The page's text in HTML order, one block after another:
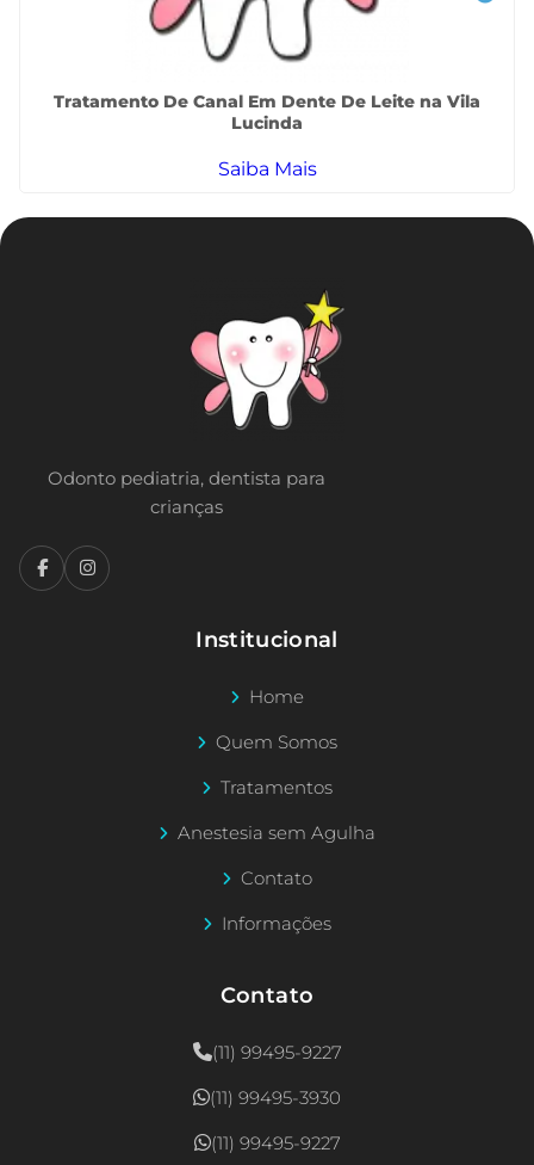
Tratamento De Canal Em Dente De Leite na Vila
Lucinda
Saiba Mais
Odonto pediatria, dentista para
crianças
Institucional
Home
Quem Somos
Tratamentos
Anestesia sem Agulha
Contato
Informações
Contato
(11) 99495-9227
(11) 99495-3930
(11) 99495-9227